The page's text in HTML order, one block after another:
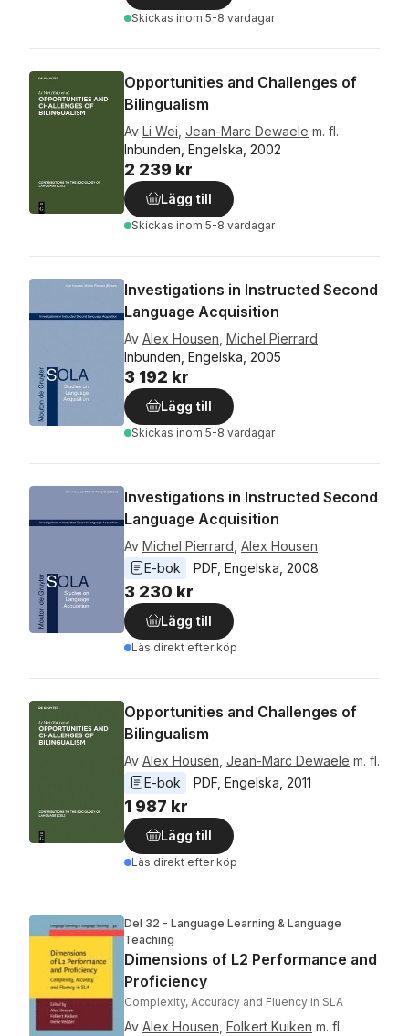
Skickas inom 5-8 vardagar
Opportunities and Challenges of
Bilingualism
Av Li Wei Jean-Marc Dewaele m. fl.
Inbunden, Engelska, 2002
2 239 kr
Lägg till
Skickas inom 5-8 vardagar
Investigations in Instructed Second
Language Acquisition
Av Alex Housen Michel Pierrard
Inbunden, Engelska, 2005
3 192 kr
Lägg till
Skickas inom 5-8 vardagar
Investigations in Instructed Second
Language Acquisition
Av Michel Pierrard Alex Housen
E-bok
PDF Engelska 2008
3 230 kr
Lägg till
Läs direkt efter köp
Opportunities and Challenges of
Bilingualism
Av Alex Housen Jean-Marc Dewaele m. fl.
E-bok
PDF Engelska 2011
1 987 kr
Lägg till
Läs direkt efter köp
Del 32 - Language Learning & Language
Teaching
Dimensions of L2 Performance and
Proficiency
Complexity, Accuracy and Fluency in SLA
Av Alex Housen Folkert Kuiken m. fl.